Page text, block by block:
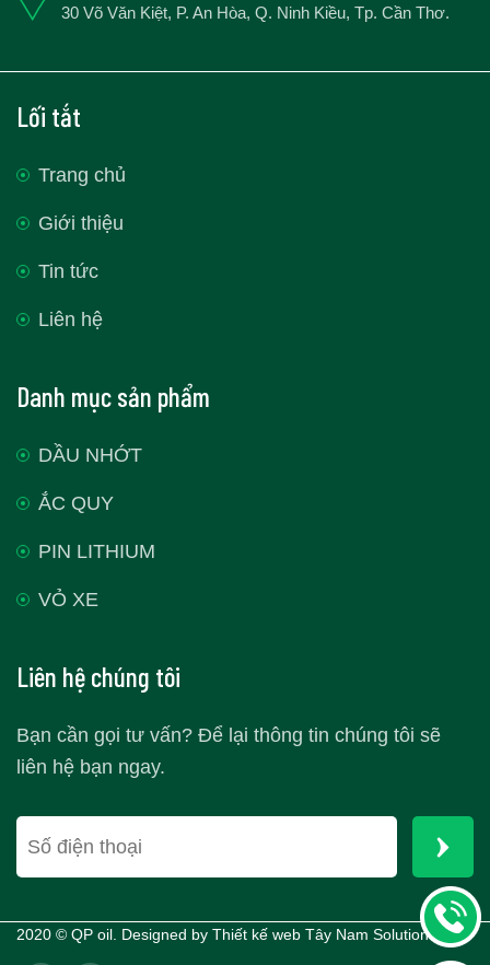
30 Võ Văn Kiệt, P. An Hòa, Q. Ninh Kiều, Tp. Cần Thơ.
Lối tắt
Trang chủ
Giới thiệu
Tin tức
Liên hệ
Danh mục sản phẩm
DẦU NHỚT
ẮC QUY
PIN LITHIUM
VỎ XE
Liên hệ chúng tôi
Bạn cần gọi tư vấn? Để lại thông tin chúng tôi sẽ
liên hệ bạn ngay.
2020 © QP oil. Designed by Thiết kế web Tây Nam Solutions